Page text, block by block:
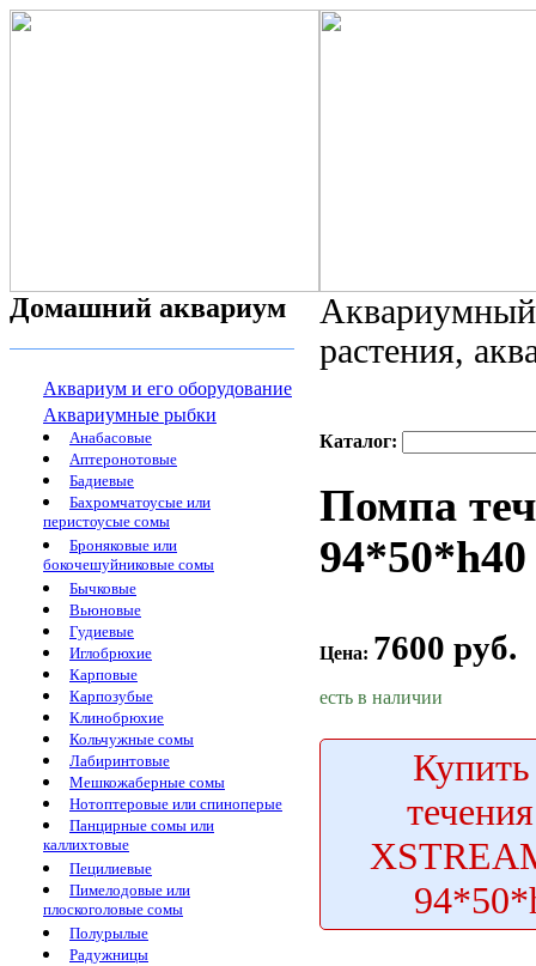
Домашний аквариум
Аквариум и его оборудование
Аквариумные рыбки
Анабасовые
Аптеронотовые
Бадиевые
Бахромчатоусые или
перистоусые сомы
Броняковые или
бокочешуйниковые сомы
Бычковые
Вьюновые
Гудиевые
Иглобрюхие
Карповые
Карпозубые
Клинобрюхие
Кольчужные сомы
Лабиринтовые
Мешкожаберные сомы
Нотоптеровые или спиноперые
Панцирные сомы или
каллихтовые
Пецилиевые
Пимелодовые или
плоскоголовые сомы
Полурылые
Радужницы
растения,
Каталог:
Помпа
Цена: 7600 руб.
есть в наличии
Купить